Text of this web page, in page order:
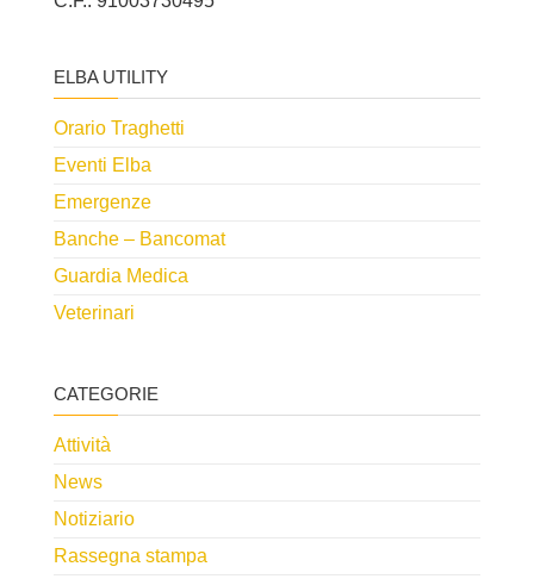
ELBA UTILITY
Orario Traghetti
Eventi Elba
Emergenze
Banche – Bancomat
Guardia Medica
Veterinari
CATEGORIE
Attività
News
Notiziario
Rassegna stampa